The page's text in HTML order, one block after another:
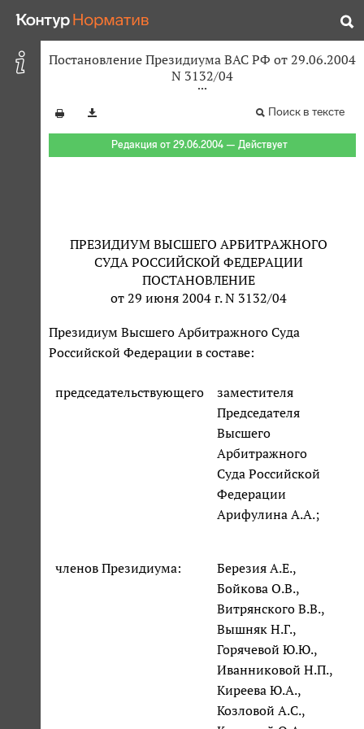
Постановление Президиума ВАС РФ от 29.06.2004
N 3132/04
Поиск в тексте
Редакция от 29.06.2004 — Действует
ПРЕЗИДИУМ ВЫСШЕГО АРБИТРАЖНОГО
СУДА РОССИЙСКОЙ ФЕДЕРАЦИИ
ПОСТАНОВЛЕНИЕ
от 29 июня 2004 г. N 3132/04
Президиум Высшего Арбитражного Суда
Российской Федерации в составе:
председательствующего
заместителя
Председателя
Высшего
Арбитражного
Суда Российской
Федерации
Арифулина А.А.;
членов Президиума:
Березия А.Е.,
Бойкова О.В.,
Витрянского В.В.,
Вышняк Н.Г.,
Горячевой Ю.Ю.,
Иванниковой Н.П.,
Киреева Ю.А.,
Козловой А.С.,